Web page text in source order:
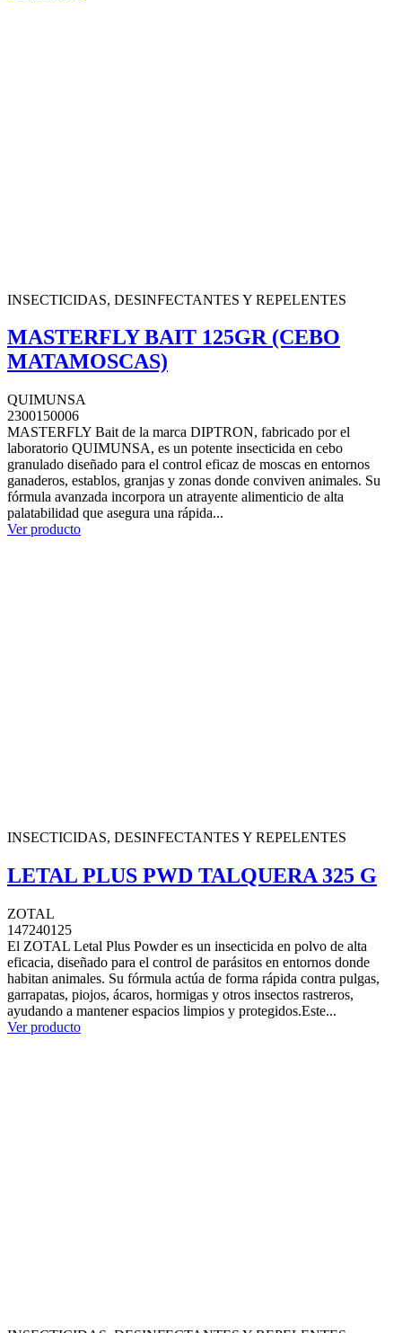
INSECTICIDAS, DESINFECTANTES Y REPELENTES
MASTERFLY BAIT 125GR (CEBO
MATAMOSCAS)
QUIMUNSA
2300150006
MASTERFLY Bait de la marca DIPTRON, fabricado por el
laboratorio QUIMUNSA, es un potente insecticida en cebo
granulado diseñado para el control eficaz de moscas en entornos
ganaderos, establos, granjas y zonas donde conviven animales. Su
fórmula avanzada incorpora un atrayente alimenticio de alta
palatabilidad que asegura una rápida...
Ver producto
INSECTICIDAS, DESINFECTANTES Y REPELENTES
LETAL PLUS PWD TALQUERA 325 G
ZOTAL
147240125
El ZOTAL Letal Plus Powder es un insecticida en polvo de alta
eficacia, diseñado para el control de parásitos en entornos donde
habitan animales. Su fórmula actúa de forma rápida contra pulgas,
garrapatas, piojos, ácaros, hormigas y otros insectos rastreros,
ayudando a mantener espacios limpios y protegidos.Este...
Ver producto